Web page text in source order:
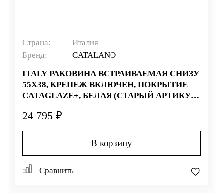
Страна:
Италия
Бренд:
CATALANO
ITALY РАКОВИНА ВСТРАИВАЕМАЯ СНИЗУ
55Х38, КРЕПЕЖ ВКЛЮЧЕН, ПОКРЫТИЕ
CATAGLAZE+, БЕЛАЯ (СТАРЫЙ АРТИКУЛ
24 795 ₽
В корзину
Сравнить